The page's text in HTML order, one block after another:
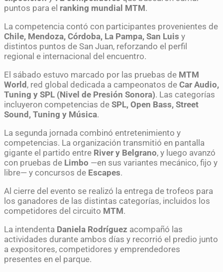
puntos para el ranking mundial MTM.
La competencia contó con participantes provenientes de
Chile, Mendoza, Córdoba, La Pampa, San Luis y
distintos puntos de San Juan, reforzando el perfil
regional e internacional del encuentro.
El sábado estuvo marcado por las pruebas de MTM
World , red global dedicada a campeonatos de Car Audio,
Tuning y SPL (Nivel de Presión Sonora). Las categorías
incluyeron competencias de SPL, Open Bass, Street
Sound, Tuning y Música.
La segunda jornada combinó entretenimiento y
competencias. La organización transmitió en pantalla
gigante el partido entre River y Belgrano, y luego avanzó
con pruebas de Limbo —en sus variantes mecánico, fijo y
libre— y concursos de Escapes.
Al cierre del evento se realizó la entrega de trofeos para
los ganadores de las distintas categorías, incluidos los
competidores del circuito MTM.
La intendenta Daniela Rodríguez acompañó las
actividades durante ambos días y recorrió el predio junto
a expositores, competidores y emprendedores
presentes en el parque.